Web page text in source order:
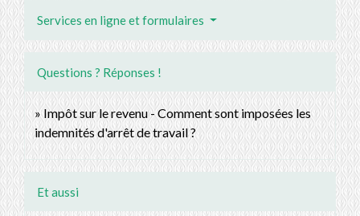
Services en ligne et formulaires
Questions ? Réponses !
Impôt sur le revenu - Comment sont imposées les
indemnités d'arrêt de travail ?
Et aussi